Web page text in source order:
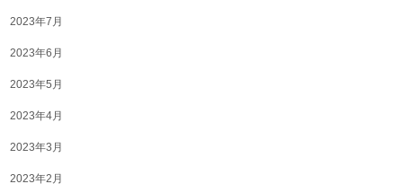
2023年7月
2023年6月
2023年5月
2023年4月
2023年3月
2023年2月